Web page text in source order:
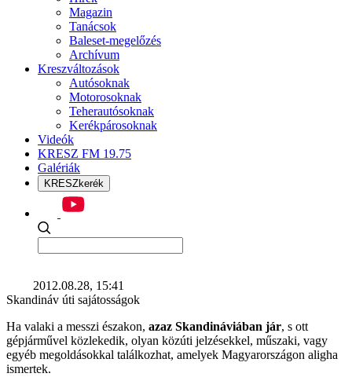
Magazin
Tanácsok
Baleset-megelőzés
Archívum
Kreszváltozások
Autósoknak
Motorosoknak
Teherautósoknak
Kerékpárosoknak
Videók
KRESZ FM 19.75
Galériák
KRESZkerék
2012.08.28, 15:41
Skandináv úti sajátosságok
Ha valaki a messzi északon, azaz Skandináviában jár, s ott
gépjárművel közlekedik, olyan közúti jelzésekkel, műszaki, vagy
egyéb megoldásokkal találkozhat, amelyek Magyarországon aligha
ismertek.